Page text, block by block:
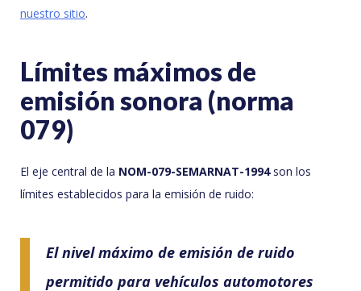
nuestro sitio.
Límites máximos de
emisión sonora (norma
079)
El eje central de la NOM-079-SEMARNAT-1994son los
límites establecidos para la emisión de ruido:
El nivel máximo de emisión de ruido
permitido para vehículos automotores